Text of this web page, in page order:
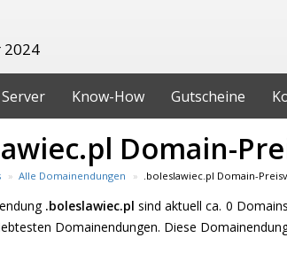
2024
Know-How Gutscheine
Domain-
Alle Domainendungen .boleslawiec.pl Domain-
.boleslawiec.pl sind aktuell ca. 0
Domainendungen. Diese